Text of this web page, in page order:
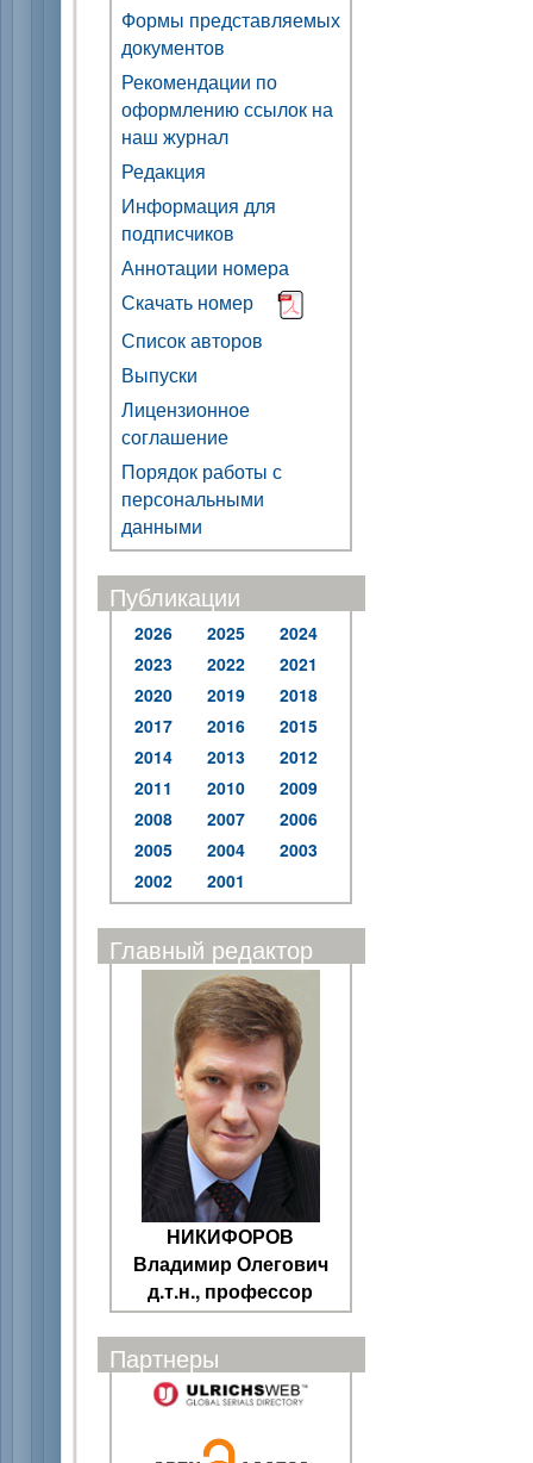
Формы представляемых
документов
Рекомендации по
оформлению ссылок на
наш журнал
Редакция
Информация для
подписчиков
Аннотации номера
Скачать номер
Список авторов
Выпуски
Лицензионное
соглашение
Порядок работы с
персональными
данными
Публикации
2026 2025
2024
2023
2022
2021
2020
2019
2018
2017
2016
2015
2014
2013
2012
2011
2010
2009
2008
2007
2006
2005
2004
2003
2002
2001
Главный редактор
НИКИФОРОВ
Владимир Олегович
д.т.н., профессор
Партнеры